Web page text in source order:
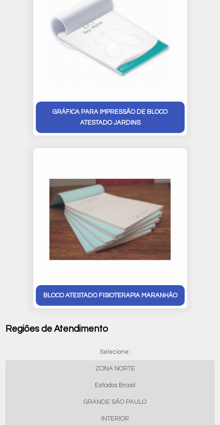
GRÁFICA PARA IMPRESSÃO DE BLOCO
ATESTADO JARDINS
BLOCO ATESTADO FISIOTERAPIA MARANHÃO
Regiões de Atendimento
Selecione:
ZONA NORTE
Estados Brasil
GRANDE SÃO PAULO
INTERIOR